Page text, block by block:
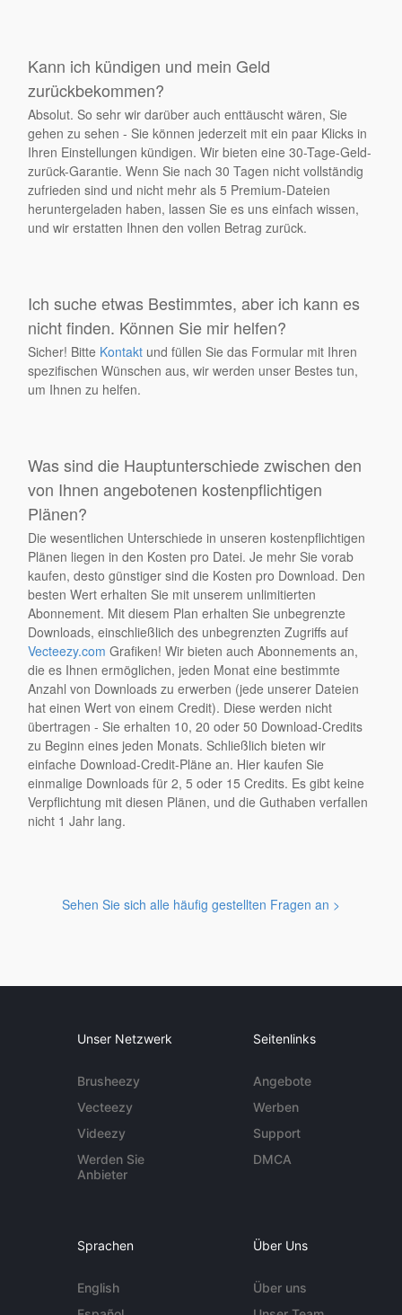
Kann ich kündigen und mein Geld
zurückbekommen?
Absolut. So sehr wir darüber auch enttäuscht wären, Sie
gehen zu sehen - Sie können jederzeit mit ein paar Klicks in
Ihren Einstellungen kündigen. Wir bieten eine 30-Tage-Geld-
zurück-Garantie. Wenn Sie nach 30 Tagen nicht vollständig
zufrieden sind und nicht mehr als 5 Premium-Dateien
heruntergeladen haben, lassen Sie es uns einfach wissen,
und wir erstatten Ihnen den vollen Betrag zurück.
Ich suche etwas Bestimmtes, aber ich kann es
nicht finden. Können Sie mir helfen?
Sicher! Bitte Kontakt und füllen Sie das Formular mit Ihren
spezifischen Wünschen aus, wir werden unser Bestes tun,
um Ihnen zu helfen.
Was sind die Hauptunterschiede zwischen den
von Ihnen angebotenen kostenpflichtigen
Plänen?
Die wesentlichen Unterschiede in unseren kostenpflichtigen
Plänen liegen in den Kosten pro Datei. Je mehr Sie vorab
kaufen, desto günstiger sind die Kosten pro Download. Den
besten Wert erhalten Sie mit unserem unlimitierten
Abonnement. Mit diesem Plan erhalten Sie unbegrenzte
Downloads, einschließlich des unbegrenzten Zugriffs auf
Vecteezy.com Grafiken! Wir bieten auch Abonnements an,
die es Ihnen ermöglichen, jeden Monat eine bestimmte
Anzahl von Downloads zu erwerben (jede unserer Dateien
hat einen Wert von einem Credit). Diese werden nicht
übertragen - Sie erhalten 10, 20 oder 50 Download-Credits
zu Beginn eines jeden Monats. Schließlich bieten wir
einfache Download-Credit-Pläne an. Hier kaufen Sie
einmalige Downloads für 2, 5 oder 15 Credits. Es gibt keine
Verpflichtung mit diesen Plänen, und die Guthaben verfallen
nicht 1 Jahr lang.
Sehen Sie sich alle häufig gestellten Fragen an >
Unser Netzwerk
Brusheezy
Vecteezy
Videezy
Werden Sie
Anbieter
Seitenlinks
Angebote
Werben
Support
DMCA
Sprachen
English
Über Uns
Über uns